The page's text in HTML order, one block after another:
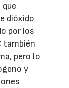
dióxido
por los
también
pero lo
y